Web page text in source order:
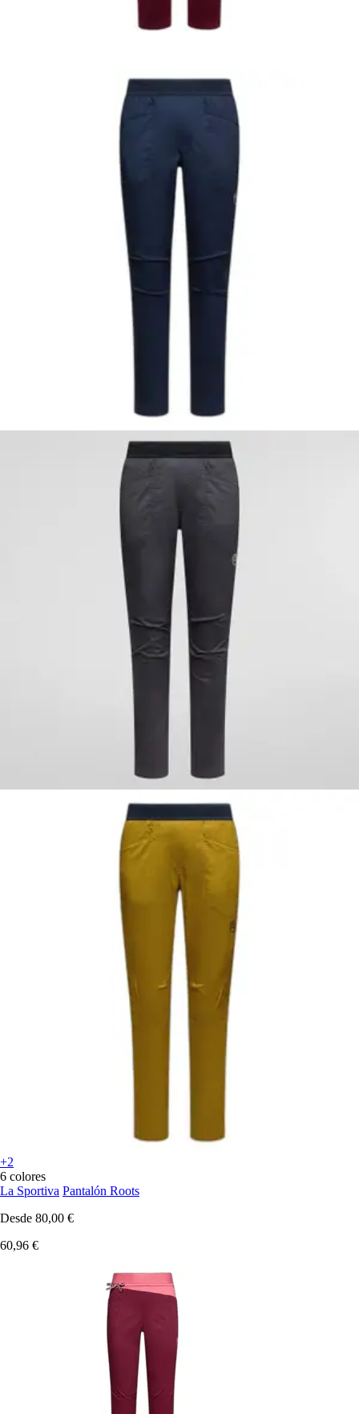
+2
6 colores
La Sportiva Pantalón Roots
Desde 80,00 €
60,96 €